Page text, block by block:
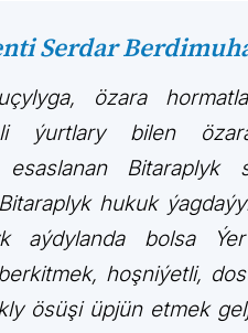
Serdar
özara
ýurtlary bilen
Bitaraplyk
hukuk
aýdylanda bolsa
hoşniýetli,
ösüşi üpjün etmek